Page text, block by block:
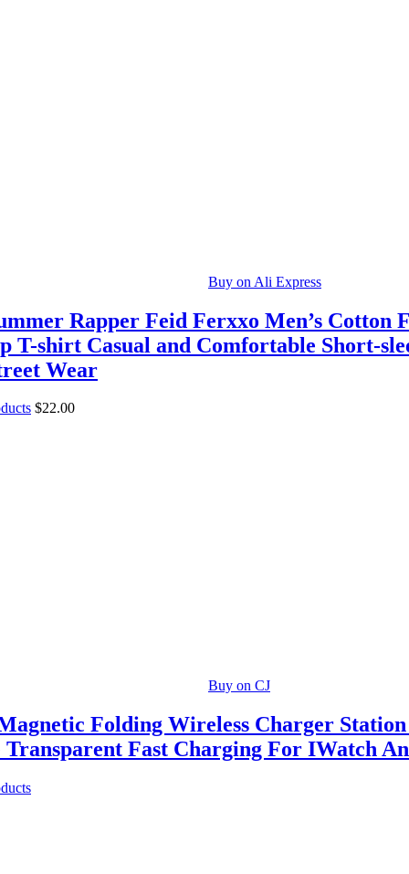
Buy on Ali Express
Rapper Feid Ferxxo Men’s Cotton
T-shirt Casual and Comfortable Short-
Wear
$22.00
Buy on CJ
Folding Wireless Charger
Transparent Fast Charging For IWatch